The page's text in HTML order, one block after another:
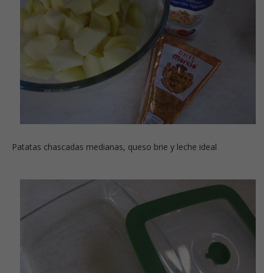
Patatas chascadas medianas, queso brie y leche ideal